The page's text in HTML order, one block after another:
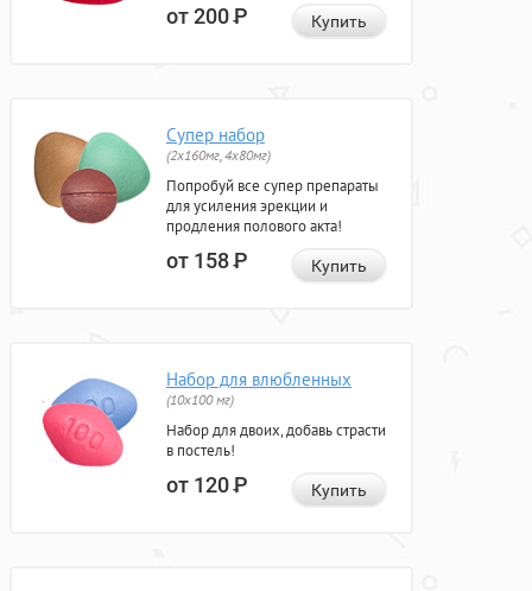
от 200Р Купить
Супер набор
(2х160мг, 4х80мг)
Попробуй все супер препараты
для усиления эрекции и
продления полового акта!
от 158Р Купить
Набор для влюбленных
(10х100 мг)
Набор для двоих, добавь страсти
в постель!
от 120Р Купить